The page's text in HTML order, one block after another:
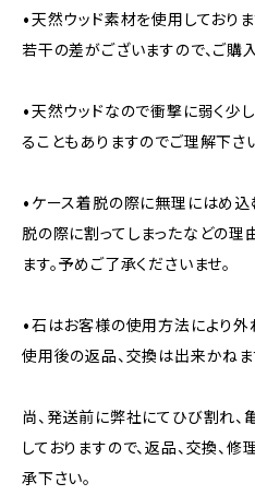
•天然ウッド素材を使用しており
若干の差がございますので、ご購
•天然ウッドなので衝撃に弱く少
ることもありますのでご理解下さ
•ケース着脱の際に無理にはめ込
脱の際に割ってしまったなどの
ます。予めご了承くださいませ。
•石はお客様の使用方法により外
使用後の返品、交換は出来かねま
尚、発送前に弊社にてひび割れ
しておりますので、返品、交換、
承下さい。